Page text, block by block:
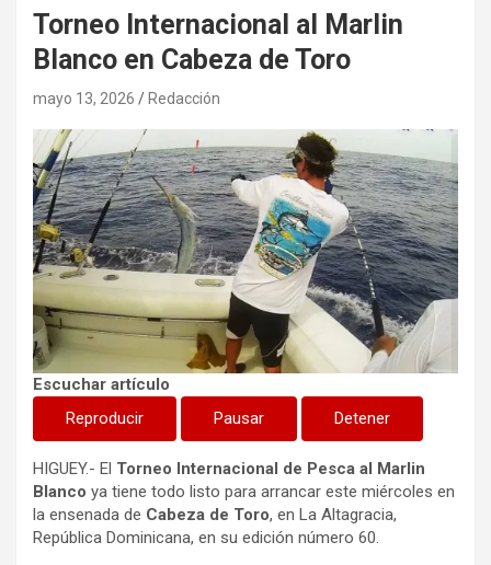
Torneo Internacional al Marlin
Blanco en Cabeza de Toro
mayo 13, 2026 Redacción
Escuchar artículo
Reproducir
Pausar Detener
HIGUEY.- El Torneo Internacional de Pesca al Marlin
Blanco ya tiene todo listo para arrancar este miércoles en
la ensenada de Cabeza de Toro, en La Altagracia,
República Dominicana, en su edición número 60.